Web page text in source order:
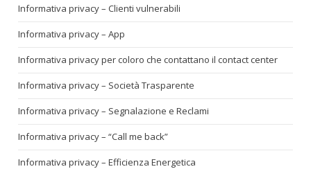
Informativa privacy – Clienti vulnerabili
Informativa privacy – App
Informativa privacy per coloro che contattano il contact center
Informativa privacy – Società Trasparente
Informativa privacy – Segnalazione e Reclami
Informativa privacy – “Call me back”
Informativa privacy – Efficienza Energetica